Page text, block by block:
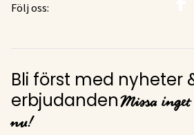
Följ oss:
Bli först med nyheter
erbjudanden Missa
nu!